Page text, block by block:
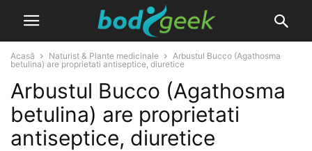
Acasă Naturist & Plante medicinale
Arbustul Bucco (Agathosma
betulina) are proprietati antiseptice, diuretice
Arbustul Bucco (Agathosma
betulina) are proprietati
antiseptice, diuretice